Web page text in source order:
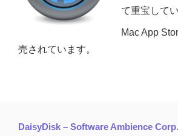
て重宝して
Mac App
売されています。
DaisyDisk – Software Ambience Corp.